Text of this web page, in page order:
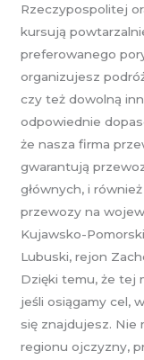
Rzeczypospolitej
kursują
preferowanego
organizujesz
czy też dowolną
odpowiednie
że nasza firma
gwarantują
głównych, i
przewozy na
Kujawsko-
Lubuski, rejon
Dzięki temu, że tej
jeśli osiągamy cel,
się znajdujesz. Nie
regionu ojczyzny,